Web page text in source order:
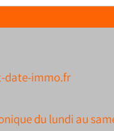
date-immo.fr
du lundi au